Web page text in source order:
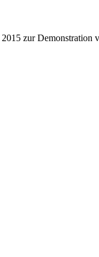
zur Demonstration